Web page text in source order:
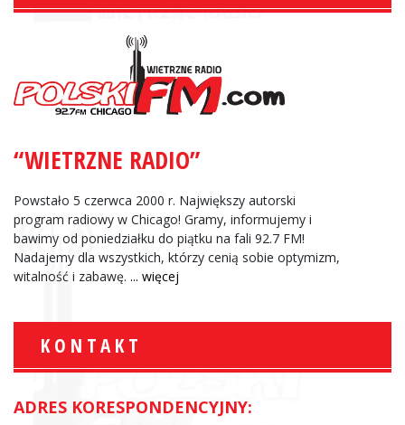
“WIETRZNE RADIO”
Powstało 5 czerwca 2000 r. Największy autorski
program radiowy w Chicago! Gramy, informujemy i
bawimy od poniedziałku do piątku na fali 92.7 FM!
Nadajemy dla wszystkich, którzy cenią sobie optymizm,
witalność i zabawę. ... więcej
KONTAKT
ADRES KORESPONDENCYJNY: